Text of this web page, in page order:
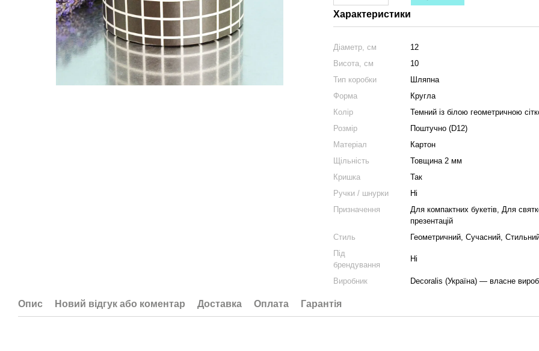
Характеристики
Діаметр, см
12
Висота, см
10
Тип коробки
Шляпна
Форма
Кругла
Колір
Темний із білою геометричною
Розмір
Поштучно (D12)
Матеріал
Картон
Щільність
Товщина 2 мм
Кришка
Так
Ручки / шнурки
Ні
Призначення
Для компактних букетів, Для
презентацій
Стиль
Геометричний, Сучасний,
Під
брендування
Ні
Виробник Decoralis (Україна) — власне
Опис Новий відгук або коментар Доставка Оплата Гарантія